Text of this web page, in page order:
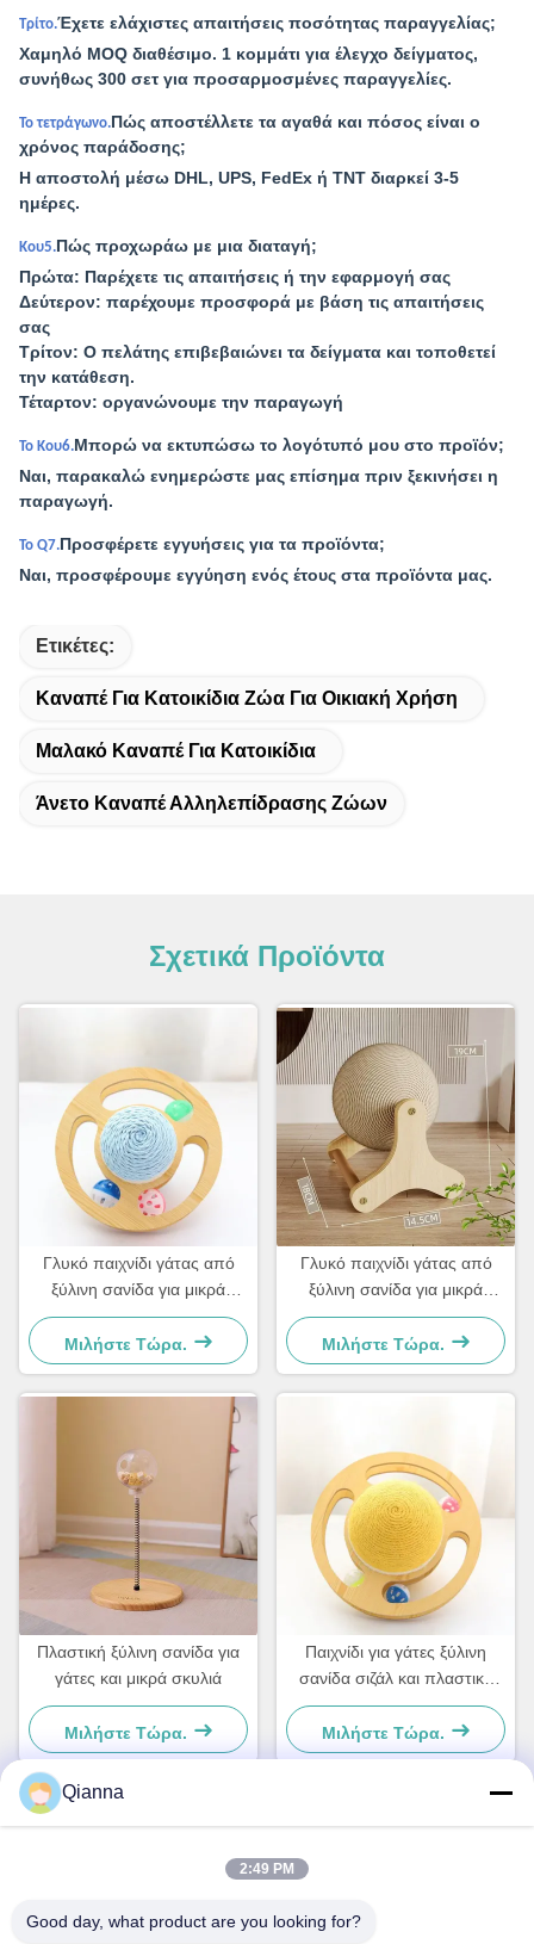
Τρίτο.Έχετε ελάχιστες απαιτήσεις ποσότητας παραγγελίας;
Χαμηλό MOQ διαθέσιμο. 1 κομμάτι για έλεγχο δείγματος,
συνήθως 300 σετ για προσαρμοσμένες παραγγελίες.
Το τετράγωνο.Πώς αποστέλλετε τα αγαθά και πόσος είναι ο
χρόνος παράδοσης;
Η αποστολή μέσω DHL, UPS, FedEx ή TNT διαρκεί 3-5
ημέρες.
Κου5.Πώς προχωράω με μια διαταγή;
Πρώτα: Παρέχετε τις απαιτήσεις ή την εφαρμογή σας
Δεύτερον: παρέχουμε προσφορά με βάση τις απαιτήσεις
σας
Τρίτον: Ο πελάτης επιβεβαιώνει τα δείγματα και τοποθετεί
την κατάθεση.
Τέταρτον: οργανώνουμε την παραγωγή
Το Κου6.Μπορώ να εκτυπώσω το λογότυπό μου στο προϊόν;
Ναι, παρακαλώ ενημερώστε μας επίσημα πριν ξεκινήσει η
παραγωγή.
Το Q7.Προσφέρετε εγγυήσεις για τα προϊόντα;
Ναι, προσφέρουμε εγγύηση ενός έτους στα προϊόντα μας.
Ετικέτες:
Καναπέ Για Κατοικίδια Ζώα Για Οικιακή Χρήση
Μαλακό Καναπέ Για Κατοικίδια
Άνετο Καναπέ Αλληλεπίδρασης Ζώων
Σχετικά Προϊόντα
Γλυκό παιχνίδι γάτας από
ξύλινη σανίδα για μικρά
σκυλιά και γάτες Απλό και
πρακτικό
Μιλήστε Τώρα.
Γλυκό παιχνίδι γάτας από
ξύλινη σανίδα για μικρά
σκυλιά και γάτες Απλό και
πρακτικό
Μιλήστε Τώρα.
Πλαστική ξύλινη σανίδα για
γάτες και μικρά σκυλιά
Μιλήστε Τώρα.
Παιχνίδι για γάτες ξύλινη
σανίδα σιζάλ και πλαστικό
Για μικρά σκυλιά και γάτες
Απλό και πρακτικό
Μιλήστε Τώρα.
Διεύθυνση
Qianna
2:49 PM
Good day, what product are you looking for?